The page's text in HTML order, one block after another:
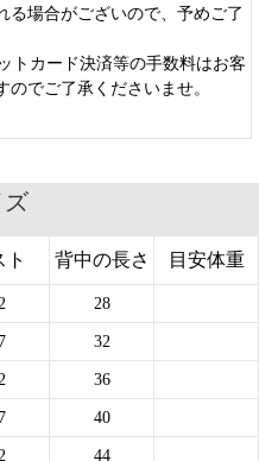
る場合がございので、予めご了
トカード決済等の手数料はお客
のでご了承くださいませ。
ズ
ト 背中の長さ 目安体重
28
32
36
40
44